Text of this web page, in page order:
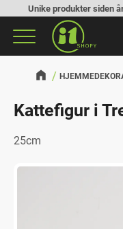
Meny
Unike produkter siden
Kattefigur i
25cm